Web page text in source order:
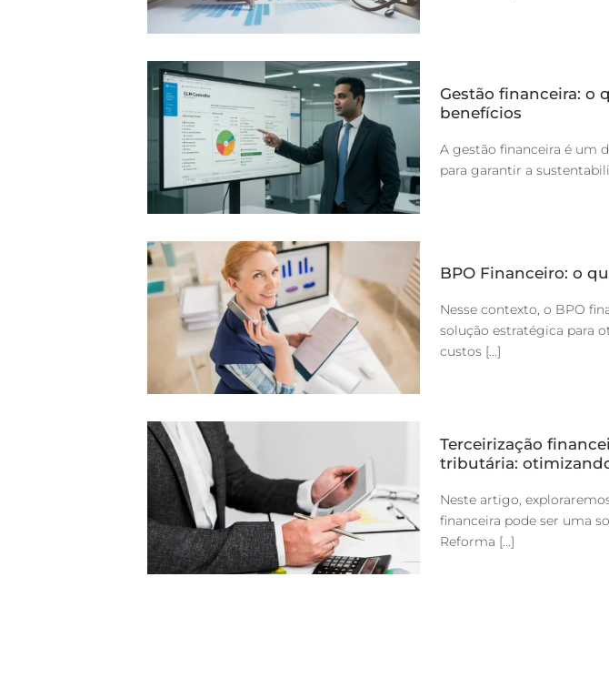
Gestão financeira: o
benefícios
A gestão financeira é um
para garantir a
BPO Financeiro: o
Nesse contexto, o BPO
solução estratégica para
custos [...]
Terceirização
tributária:
Neste artigo,
financeira pode ser uma
Reforma [...]